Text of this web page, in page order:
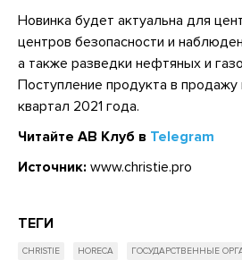
Новинка будет актуальна для
центров безопасности и
а также разведки нефтяных и
Поступление продукта в продажу
квартал 2021 года.
Читайте АВ Клуб в Telegram
Источник: www.christie.pro
ТЕГИ
CHRISTIE HORECA ГОСУДАРСТВЕННЫЕ